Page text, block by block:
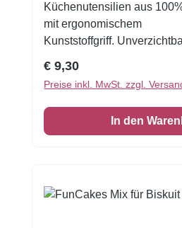
Küchenutensilien aus
mit ergonomischem
Kunststoffgriff.
herzhaft.Um große
und Teigreste auch in
bequem zu
cmGriff: 16 cm Spachtel: 15
Regulärer Preis:
€ 9,30
Preise inkl. MwSt. zzgl.
In den